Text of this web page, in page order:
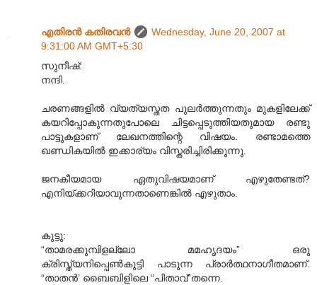
എതിരന്‍ കതിരവന്‍
Wednesday, June 20, 2007 at
9:31:00 AM GMT+5:30
സുനീഷ്:
നന്ദി.
ചരണങ്ങളില്‍ വ്യത്യസ്തത പുലര്‍ത്തുന്നതും മുകളിലേക്ക്
കയറിപ്പോകുന്നതുപോലെ ചിട്ടപ്പെടുത്തിയതുമായ രണ്ടു
പാട്ടുകളാണ് ലേഖനത്തിന്റെ വിഷയം. രണ്ടാമത്തെ
ഖണ്ഡികയില്‍ ഇക്കാര്യം വിസ്തരിച്ചിരിക്കുന്നു.
ജനകീയമായ ഏതുവിഷയമാണ് എഴുതേണ്ടത്?
എനിയ്ക്കറിയാവുന്നതാണെങ്കില്‍ എഴുതാം.
കുട്ടു:
“താമരക്കുമ്പിളല്ലോ മമഹൃദയം” ഒരു
ക്രിസ്ത്യനിപ്പെണ്‍കുട്ടി പാടുന്ന പ്രാര്‍ത്ഥനാഗീതമാണ്.
“താതന്‍’ ബൈബിളിലെ “പിതാവ്”തന്നെ.